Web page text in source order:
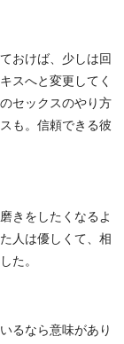
おけば、少しは回
スへと変更してく
セックスのやり方
も。信頼できる彼
きをしたくなるよ
人は優しくて、相
た。
るなら意味があり